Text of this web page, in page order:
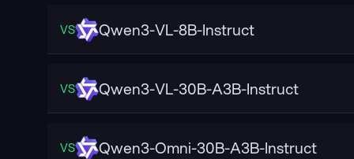
VS Qwen3-VL-8B-Instruct
VS Qwen3-VL-30B-A3B-Instruct
VS Qwen3-Omni-30B-A3B-Instruct